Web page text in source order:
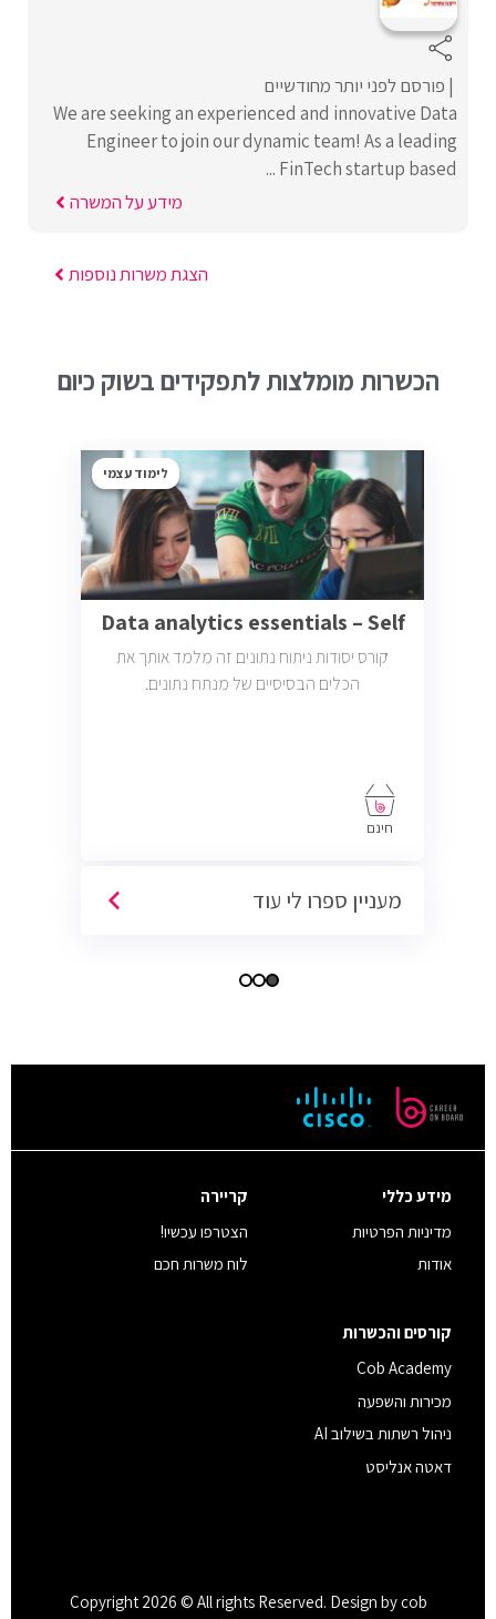
פורסם לפני יותר מחודשיים
We are seeking an experienced and innovative Data
Engineer to join our dynamic team! As a leading
FinTech startup based ...
מידע על המשרה
הצגת משרות נוספות
הכשרות מומלצות לתפקידים בשוק כיום
לימוד עצמי
Data analytics essentials – Self
קורס יסודות ניתוח נתונים זה מלמד אותך את
הכלים הבסיסיים של מנתח נתונים.
חינם
מעניין ספרו לי עוד
מידע כללי
מדיניות הפרטיות
אודות
קריירה
הצטרפו עכשיו!
לוח משרות חכם
קורסים והכשרות
Cob Academy
מכירות והשפעה
ניהול רשתות בשילוב AI
דאטה אנליסט
Copyright 2026 © All rights Reserved. Design by cob